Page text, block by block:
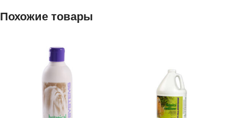
Похожие товары